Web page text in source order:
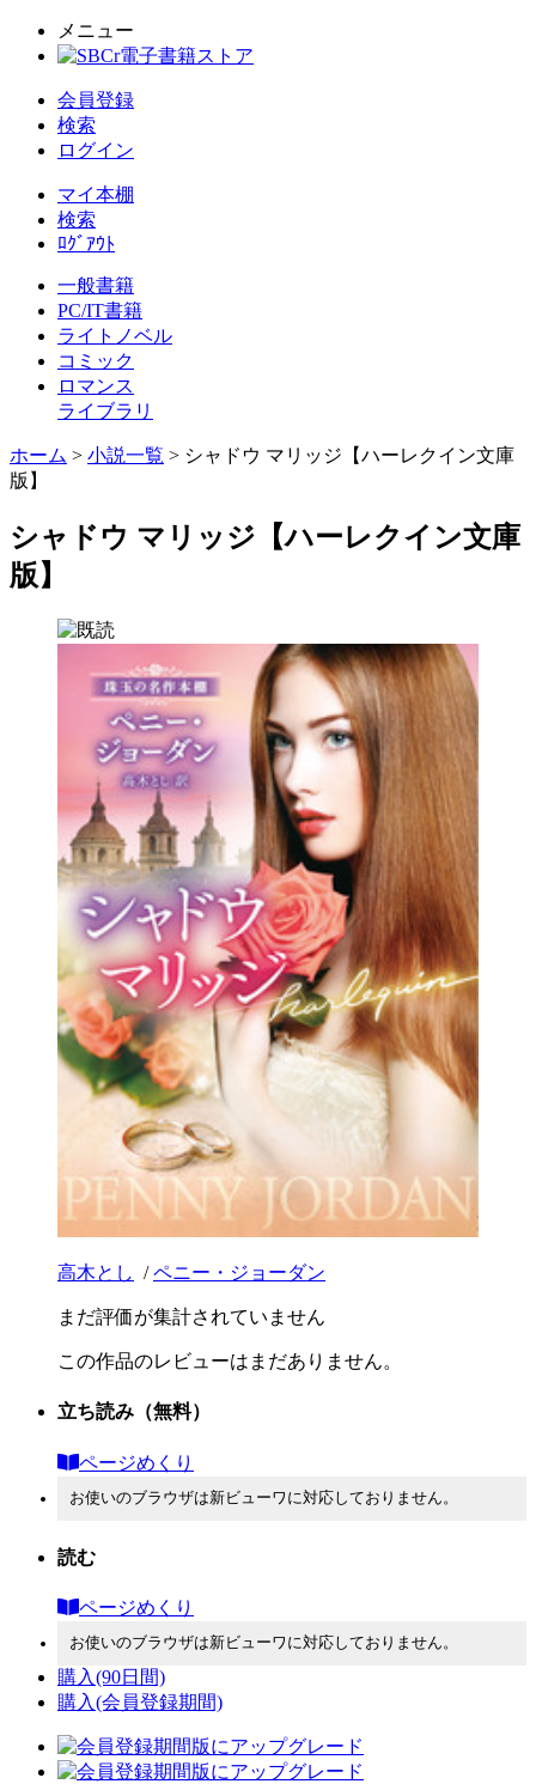
メニュー
会員登録
検索
ログイン
マイ本棚
検索
ﾛｸﾞｱｳﾄ
一般書籍
PC/IT書籍
ライトノベル
コミック
ロマンス
ライブラリ
ホーム > 小説一覧 > シャドウ マリッジ【ハーレクイン文庫
版】
シャドウ マリッジ【ハーレクイン文庫
版】
高木とし /ペニー・ジョーダン
まだ評価が集計されていません
この作品のレビューはまだありません。
立ち読み （無料）
ページめくり
お使いのブラウザは新ビューワに対応しておりません。
読む
ページめくり
お使いのブラウザは新ビューワに対応しておりません。
購入(90日間)
購入(会員登録期間)